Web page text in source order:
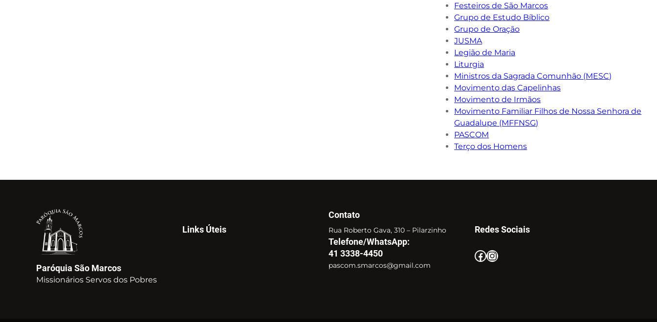
Festeiros de São Marcos
Grupo de Estudo Bíblico
Grupo de Oração
JUSMA
Legião de Maria
Liturgia
Ministros da Sagrada Comunhão (MESC)
Movimento das Capelinhas
Movimento de Irmãos
Movimento Familiar Filhos de Nossa Senhora de
Guadalupe (MFFNSG)
PASCOM
Terço dos Homens
Paróquia São Marcos
Missionários Servos dos Pobres
Links Úteis
Contato
Rua Roberto Gava, 310 – Pilarzinho
Telefone/WhatsApp:
41 3338-4450
pascom.smarcos@gmail.com
Redes Sociais
Facebook Instagram